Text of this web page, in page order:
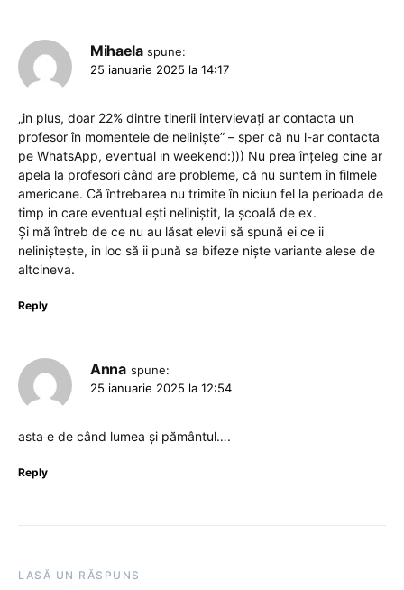
Mihaela spune:
25 ianuarie 2025 la 14:17
„in plus, doar 22% dintre tinerii intervievați ar contacta un
profesor în momentele de neliniște” – sper că nu l-ar contacta
pe WhatsApp, eventual in weekend:))) Nu prea înțeleg cine ar
apela la profesori când are probleme, că nu suntem în filmele
americane. Că întrebarea nu trimite în niciun fel la perioada de
timp in care eventual ești neliniștit, la școală de ex.
Și mă întreb de ce nu au lăsat elevii să spună ei ce ii
neliniștește, in loc să ii pună sa bifeze niște variante alese de
altcineva.
Reply
Anna spune:
25 ianuarie 2025 la 12:54
asta e de când lumea și pământul….
Reply
LASĂ UN RĂSPUNS